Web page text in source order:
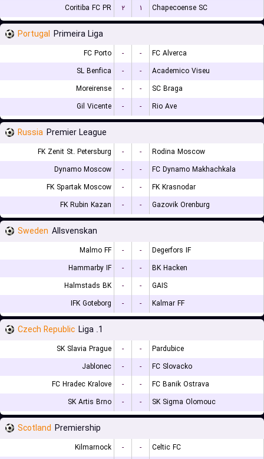
Coritiba FC PR
۲ ۱ Chapecoense SC
Portugal Primeira Liga
FC Porto - -
FC Alverca
SL Benfica
- -
Academico Viseu
Moreirense
- -
SC Braga
Gil Vicente
- - Rio Ave
Russia Premier League
FK Zenit St. Petersburg - -
Rodina Moscow
Dynamo Moscow
- -
FC Dynamo Makhachkala
FK Spartak Moscow
- -
FK Krasnodar
FK Rubin Kazan
- - Gazovik Orenburg
Sweden Allsvenskan
Malmo FF - -
Degerfors IF
Hammarby IF
- -
BK Hacken
Halmstads BK
- -
GAIS
IFK Goteborg
- - Kalmar FF
Czech Republic 1. Liga
SK Slavia Prague - -
Pardubice
Jablonec
- -
FC Slovacko
FC Hradec Kralove
- -
FC Banik Ostrava
SK Artis Brno
- - SK Sigma Olomouc
Scotland Premiership
Kilmarnock - -
Celtic FC